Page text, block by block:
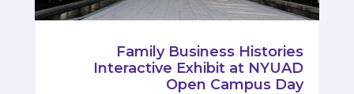
Family Business Histories
Interactive Exhibit at NYUAD
Open Campus Day